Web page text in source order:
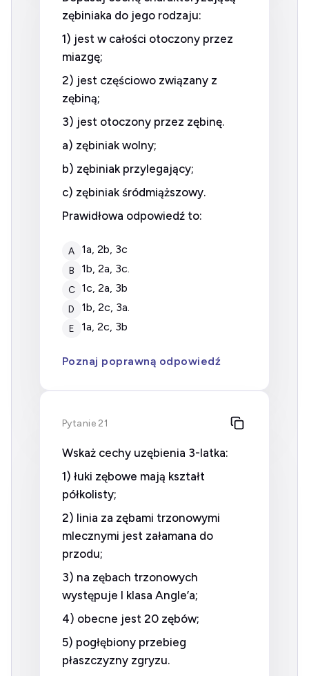
zębiniaka do jego rodzaju:
1) jest w całości otoczony przez
miazgę;
2) jest częściowo związany z
zębiną;
3) jest otoczony przez zębinę.
a) zębiniak wolny;
b) zębiniak przylegający;
c) zębiniak śródmiąższowy.
Prawidłowa odpowiedź to:
A 1a, 2b, 3c
B 1b, 2a, 3c.
C 1c, 2a, 3b
D 1b, 2c, 3a.
E 1a, 2c, 3b
Poznaj poprawną odpowiedź
Pytanie 21
Wskaż cechy uzębienia 3-latka:
1) łuki zębowe mają kształt
półkolisty;
2) linia za zębami trzonowymi
mlecznymi jest załamana do
przodu;
3) na zębach trzonowych
występuje I klasa Angle’a;
4) obecne jest 20 zębów;
5) pogłębiony przebieg
płaszczyzny zgryzu.